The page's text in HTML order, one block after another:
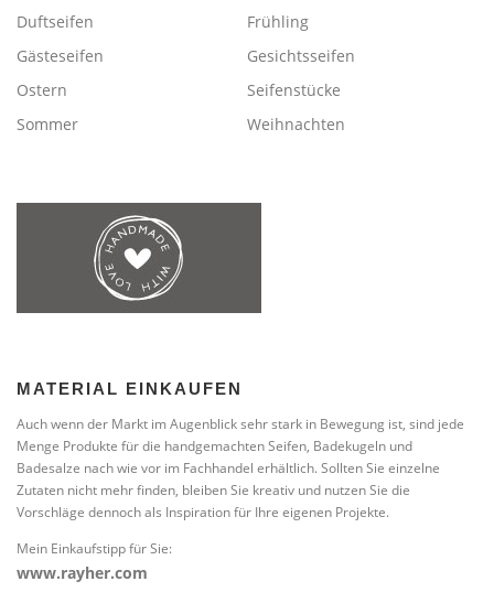
Duftseifen
Frühling
Gästeseifen
Gesichtsseifen
Ostern
Seifenstücke
Sommer
Weihnachten
MATERIAL EINKAUFEN
Auch wenn der Markt im Augenblick sehr stark in Bewegung ist, sind jede
Menge Produkte für die handgemachten Seifen, Badekugeln und
Badesalze nach wie vor im Fachhandel erhältlich. Sollten Sie einzelne
Zutaten nicht mehr finden, bleiben Sie kreativ und nutzen Sie die
Vorschläge dennoch als Inspiration für Ihre eigenen Projekte.
Mein Einkaufstipp für Sie:
www.rayher.com